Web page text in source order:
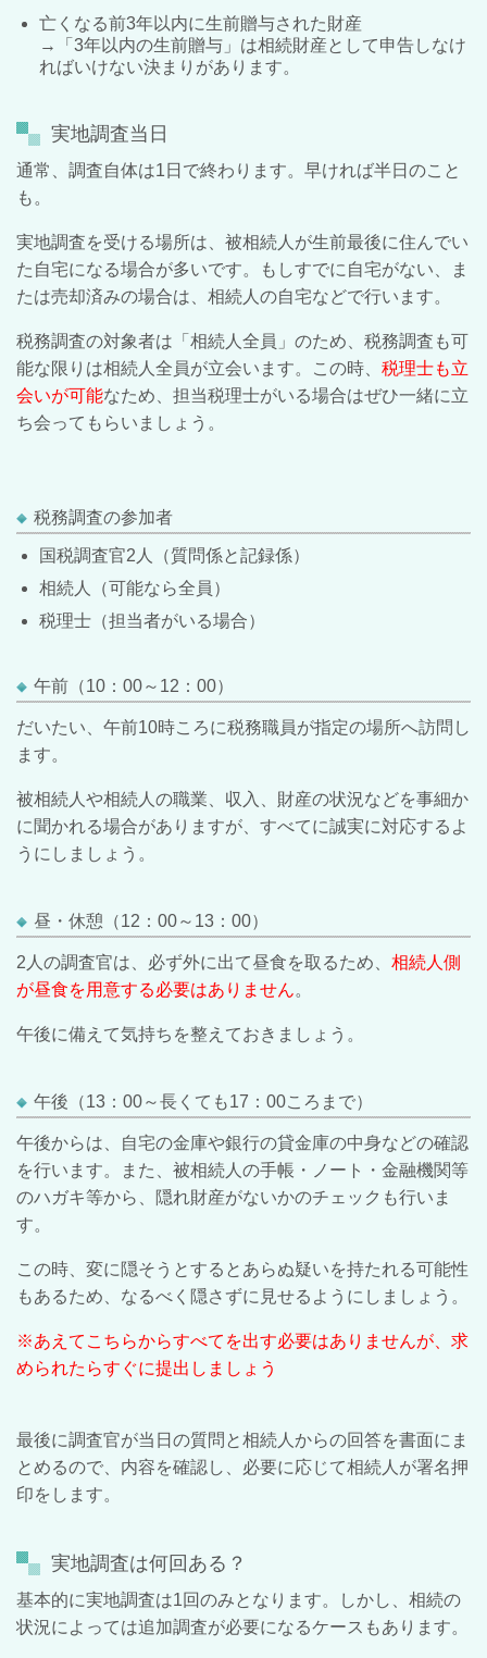
亡くなる前3年以内に生前贈与された財産
→「3年以内の生前贈与」は相続財産として申告しなけ
ればいけない決まりがあります。
実地調査当日
通常、調査自体は1日で終わります。早ければ半日のこと
も。
実地調査を受ける場所は、被相続人が生前最後に住んでい
た自宅になる場合が多いです。もしすでに自宅がない、ま
たは売却済みの場合は、相続人の自宅などで行います。
税務調査の対象者は「相続人全員」のため、税務調査も可
能な限りは相続人全員が立会います。この時、 税理士も立
会いが可能なため、担当税理士がいる場合はぜひ一緒に立
ち会ってもらいましょう。
税務調査の参加者
国税調査官2人（質問係と記録係）
相続人（可能なら全員）
税理士（担当者がいる場合）
午前（10：00～12：00）
だいたい、午前10時ころに税務職員が指定の場所へ訪問し
ます。
被相続人や相続人の職業、収入、財産の状況などを事細か
に聞かれる場合がありますが、すべてに誠実に対応するよ
うにしましょう。
昼・休憩（12：00～13：00）
2人の調査官は、必ず外に出て昼食を取るため、 相続人側
が昼食を用意する必要はありません。
午後に備えて気持ちを整えておきましょう。
午後（13：00～長くても17：00ころまで）
午後からは、自宅の金庫や銀行の貸金庫の中身などの確認
を行います。また、被相続人の手帳・ノート・金融機関等
のハガキ等から、隠れ財産がないかのチェックも行いま
す。
この時、変に隠そうとするとあらぬ疑いを持たれる可能性
もあるため、なるべく隠さずに見せるようにしましょう。
※あえてこちらからすべてを出す必要はありませんが、求
められたらすぐに提出しましょう
最後に調査官が当日の質問と相続人からの回答を書面にま
とめるので、内容を確認し、必要に応じて相続人が署名押
印をします。
実地調査は何回ある？
基本的に実地調査は1回のみとなります。しかし、相続の
状況によっては追加調査が必要になるケースもあります。